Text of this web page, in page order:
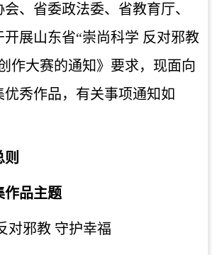
、省委政法委、省教育厅、
展山东省“崇尚科学 反对邪教
作大赛的通知》要求，现面向
秀作品，有关事项通知如
作品主题
对邪教 守护幸福